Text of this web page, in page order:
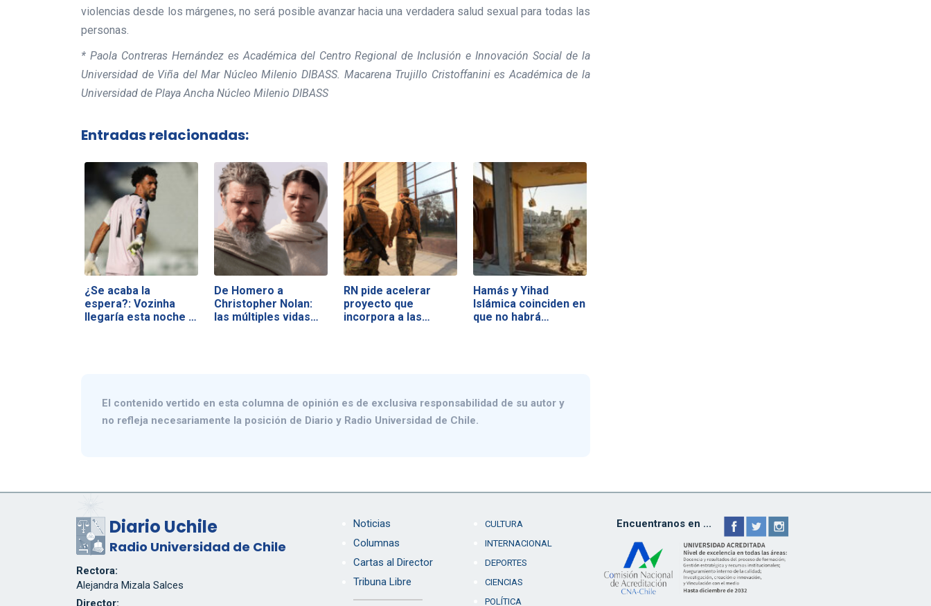
violencias desde los márgenes, no será posible avanzar hacia una verdadera salud sexual para todas las
personas.
* Paola Contreras Hernández es Académica del Centro Regional de Inclusión e Innovación Social de la
Universidad de Viña del Mar Núcleo Milenio DIBASS. Macarena Trujillo Cristoffanini es Académica de la
Universidad de Playa Ancha Núcleo Milenio DIBASS
Entradas relacionadas:
¿Se acaba la
espera?: Vozinha
llegaría esta noche a
De Homero a
Christopher Nolan:
las múltiples vidas…
RN pide acelerar
proyecto que
incorpora a las…
Hamás y Yihad
Islámica coinciden en
que no habrá…
El contenido vertido en esta columna de opinión es de exclusiva responsabilidad de su autor y
no refleja necesariamente la posición de Diario y Radio Universidad de Chile.
Diario Uchile
Radio Universidad de Chile
Rectora:
Alejandra Mizala Salces
Director:
Noticias
Columnas
Cartas al Director
Tribuna Libre
CULTURA
INTERNACIONAL
DEPORTES
CIENCIAS
POLÍTICA
Encuentranos en ...